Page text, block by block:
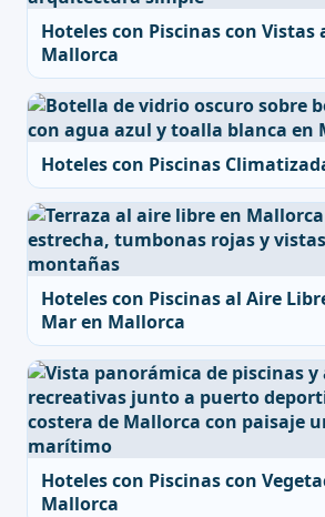
Hoteles con Piscinas con Vistas
Mallorca
Hoteles con Piscinas
Hoteles con Piscinas al Aire
Mar en Mallorca
Hoteles con Piscinas con
Mallorca